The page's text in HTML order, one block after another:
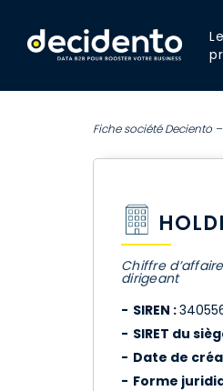
Fiche société Deciento
Chiffre
dirigeant
SIREN :
SIRET du
Date de
Forme